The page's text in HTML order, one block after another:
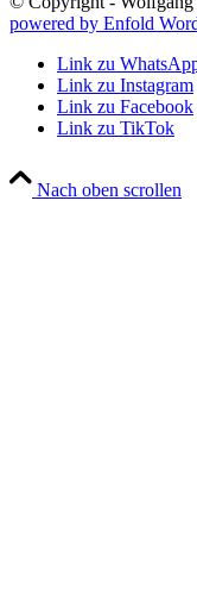
powered by Enfold
Link zu
Link zu Instagram
Link zu Facebook
Link zu TikTok
Nach oben scrollen